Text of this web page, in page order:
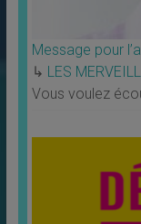
Message pour
↳ LES
Vous voulez